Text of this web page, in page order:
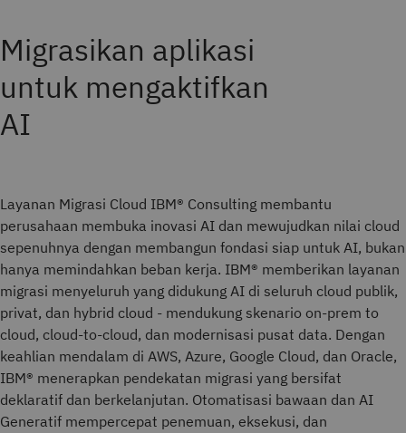
Migrasikan aplikasi
untuk mengaktifkan
AI
Layanan Migrasi Cloud IBM® Consulting membantu
perusahaan membuka inovasi AI dan mewujudkan nilai cloud
sepenuhnya dengan membangun fondasi siap untuk AI, bukan
hanya memindahkan beban kerja. IBM® memberikan layanan
migrasi menyeluruh yang didukung AI di seluruh cloud publik,
privat, dan hybrid cloud - mendukung skenario on-prem to
cloud, cloud-to-cloud, dan modernisasi pusat data. Dengan
keahlian mendalam di AWS, Azure, Google Cloud, dan Oracle,
IBM® menerapkan pendekatan migrasi yang bersifat
deklaratif dan berkelanjutan. Otomatisasi bawaan dan AI
Generatif mempercepat penemuan, eksekusi, dan